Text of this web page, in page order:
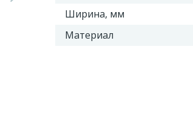
Ширина, мм
Материал